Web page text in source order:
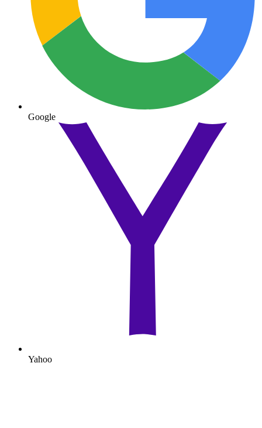
Google
Yahoo